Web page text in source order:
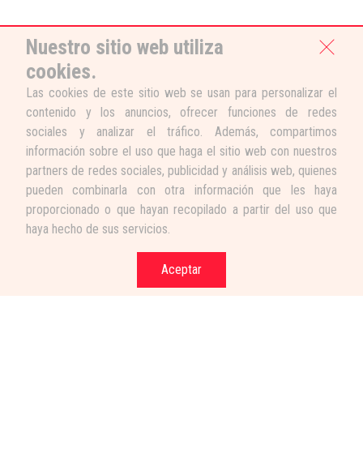
Nuestro sitio web utiliza
cookies.
Las cookies de este sitio web se usan para personalizar el
contenido y los anuncios, ofrecer funciones de redes
sociales y analizar el tráfico. Además, compartimos
información sobre el uso que haga el sitio web con nuestros
partners de redes sociales, publicidad y análisis web, quienes
pueden combinarla con otra información que les haya
proporcionado o que hayan recopilado a partir del uso que
haya hecho de sus servicios.
Aceptar